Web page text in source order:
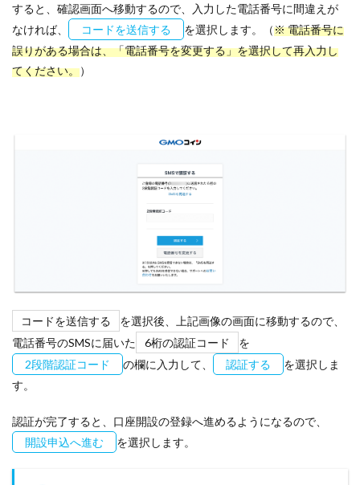
すると、確認画面へ移動するので、入力した電話番号に間違えが
なければ、
コードを送信する を選択します。（※ 電話番号に
誤りがある場合は、「電話番号を変更する」を選択して再入力し
てください。）
コードを送信する
を選択後、上記画像の画面に移動するので、
電話番号のSMSに届いた
6桁の認証コード
を
2段階認証コード
の欄に入力して、 認証する
を選択しま
す。
認証が完了すると、口座開設の登録へ進めるようになるので、
開設申込へ進む
を選択します。